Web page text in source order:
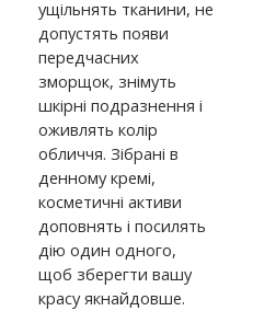
ущільнять тканини, не
допустять появи
передчасних
зморщок, знімуть
шкірні подразнення і
оживлять колір
обличчя. Зібрані в
денному кремі,
косметичні активи
доповнять і посилять
дію один одного,
щоб зберегти вашу
красу якнайдовше.